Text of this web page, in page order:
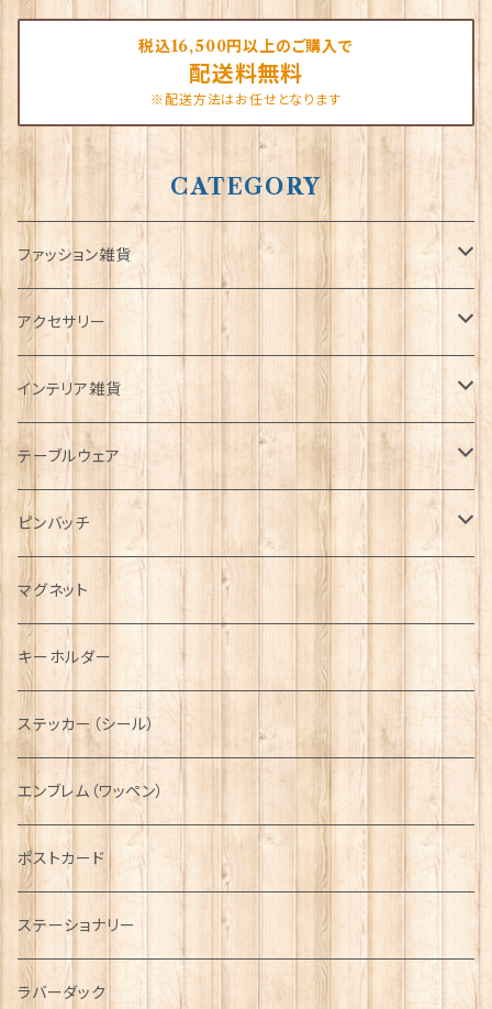
税込16,500円以上のご購入で
配送料無料
※配送方法はお任せとなります
CATEGORY
ファッション雑貨
タータンネクタイ
帽子
キャップ
ハンチング帽
キャスケット
ディアストーカー
ニット帽
Tシャツ
マフラー
タータン【Bronte by Moon】
タータン【Glencroft】
ボタンラップマフラー【Aran Traditions】
サッシュ
スカーフ
ファッションマスク
アクセサリー
ORTAK
ブローチ
ペンダント
チャーム
その他のアクセサリー
インテリア雑貨
インテリア置物
ラブスプーン
ラブスプーン【SION LLEWELLYN】
ラブスプーン【PAUL CURTIS】
ファブリック
テーブルウェア
ティータオル
ペーパーナプキン
ティーコジー
その他テーブルウェア
ピンバッチ
ジェネラルデザイン
乗り物
動物＆植物
国旗＆紋章
音楽＆楽器
シンボル
ミリタリー
NAVY
AIRFORCE
ARMY
ピューター
マグネット
キーホルダー
ステッカー（シール）
エンブレム（ワッペン）
ポストカード
ステーショナリー
ラバーダック